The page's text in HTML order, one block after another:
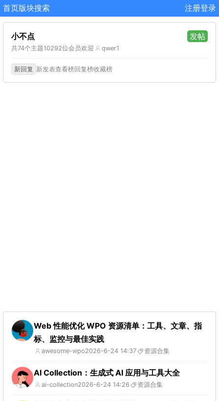
首页版块搜索 注册登录
小不点 发帖
共74个主题10292位会员欢迎 qwer1
新回复 新发表查看榜回复榜收藏榜
Web 性能优化 WPO 资源清单：工具、文章、指
标、监控与最佳实践
awesome-wpo2026-6-24 14:37 资源合集
AI Collection：生成式 AI 应用与工具大全
ai-collection2026-6-24 14:26 资源合集